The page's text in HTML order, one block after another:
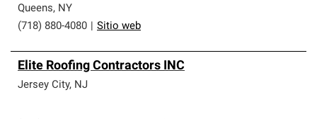
Queens, NY
(718) 880-4080
Sitio web
Elite Roofing Contractors INC
Jersey City, NJ